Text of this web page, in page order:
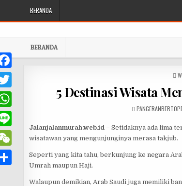
BERANDA
BERANDA
5 Destinasi Wisata
AUTHOR:
Jalanjalanmurah.web.id –Setidaknya ada lima
wisatawan yang mengunjunginya merasa takjub.
Seperti yang kita tahu, berkunjung ke negara
Umrah maupun Haji.
Walaupun demikian, Arab Saudi juga memiliki